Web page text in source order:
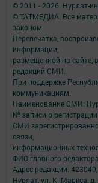
© 2011 - 2026. Нурлат-⁠
© ТАТМЕДИА. Все
законом.
Перепечатка,
информации,
размещенной на сайте,
редакций СМИ.
При поддержке
коммуникациям.
Наименование СМИ:
№ записи о
СМИ
связи,
информационных
ФИО главного
Адрес редакции:
Нурлат, ул. К. Маркса, д.